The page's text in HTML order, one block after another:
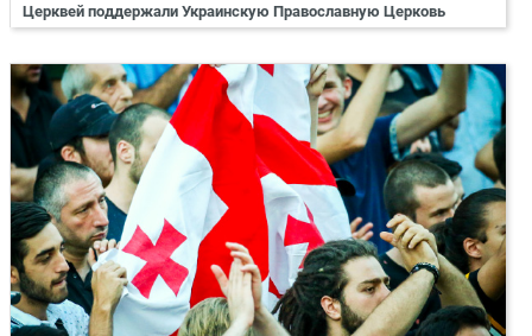
Церквей поддержали Украинскую Православную Церковь